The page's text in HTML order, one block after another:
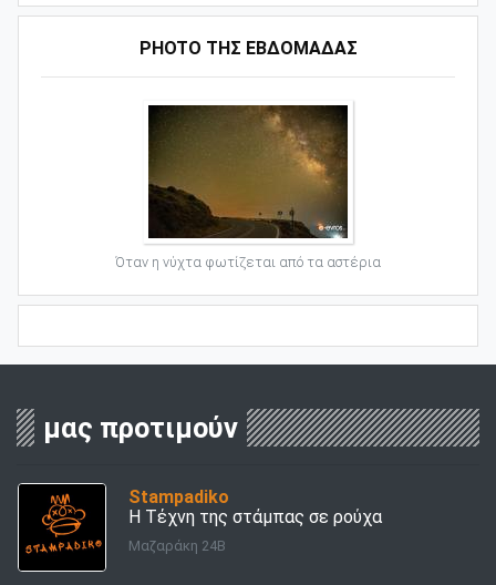
PHOTO ΤΗΣ ΕΒΔΟΜΑΔΑΣ
Όταν η νύχτα φωτίζεται από τα αστέρια
μας προτιμούν
Stampadiko
Η Τέχνη της στάμπας σε ρούχα
Μαζαράκη 24Β